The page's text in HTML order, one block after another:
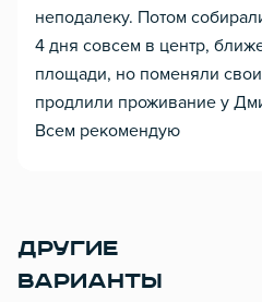
неподалеку. Потом
4 дня совсем в центр,
площади, но поменяли
продлили проживание у
Всем рекомендую
ДРУГИЕ
ВАРИАНТЫ